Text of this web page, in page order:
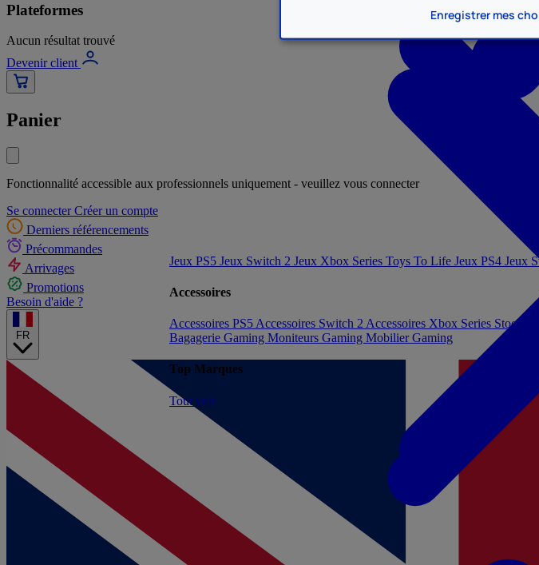
Enregistrer mes
Plateformes
Aucun résultat trouvé
Devenir client
Panier
Fonctionnalité accessible aux professionnels uniquement - veuillez vous connecter
Se connecter Créer un compte
Derniers référencements
Précommandes
Arrivages
Promotions
Besoin d'aide ?
FR
Jeux PS5 Jeux Switch 2 Jeux Xbox Series Toys To Life Jeux PS4 Jeux
Accessoires
Accessoires PS5 Accessoires Switch 2 Accessoires Xbox Series
Bagagerie Gaming Moniteurs Gaming Mobilier Gaming
Top Marques
Tout voir